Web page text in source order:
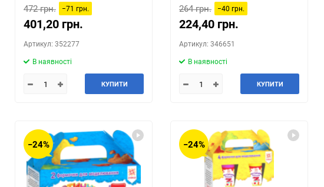
472 грн. −71 грн.
401,20 грн.
Артикул: 352277
В наявності
КУПИТИ
264 грн. −40 грн.
224,40 грн.
Артикул: 346651
В наявності
КУПИТИ
−24% −24%